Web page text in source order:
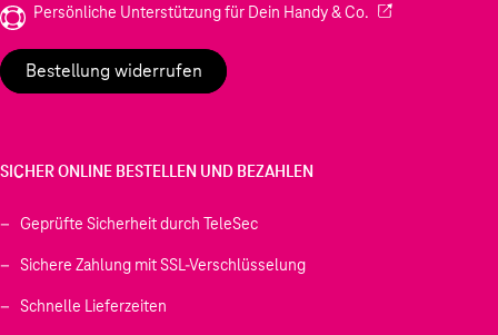
Persönliche Unterstützung für Dein Handy & Co. (Wird in einem
Bestellung widerrufen
SICHER ONLINE BESTELLEN UND BEZAHLEN
Geprüfte Sicherheit durch TeleSec
Sichere Zahlung mit SSL-Verschlüsselung
Schnelle Lieferzeiten